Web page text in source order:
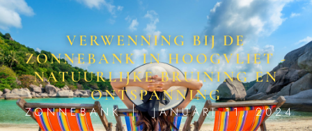
ZONNEBANK JANUARI 11, 2024
VERWENNING BIJ DE
ZONNEBANK IN HOOGVLIET -
NATUURLIJKE BRUINING EN
ONTSPANNING